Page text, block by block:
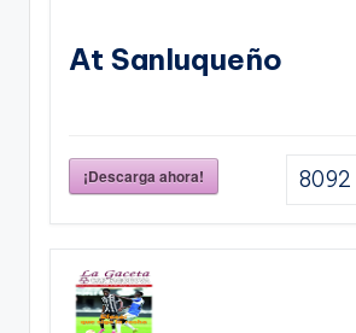
At Sanluqueño
¡Descarga ahora! 8092